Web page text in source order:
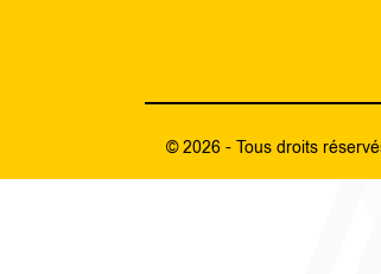
© 2026 - Tous droits